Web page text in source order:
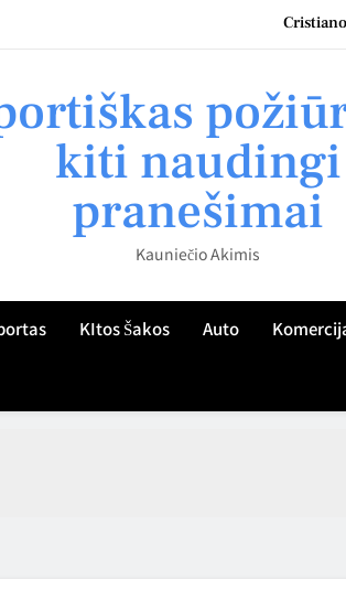
gyventojo žvilgsnis atskleidžia
vaiko sportinį aktyvumą Kaune: praktiniai
Kauno namų šeimininkų patirtis: kaip teisingai
gyventojo žvilgsnis atskleidžia
kiti naudingi
pranešimai
Kauniečio Akimis
KItos Šakos Auto